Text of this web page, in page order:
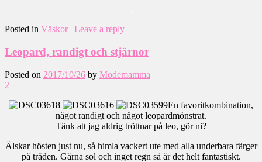
Posted in Väskor | Leave a reply
Leopard, randigt och stjärnor
Posted on 2017/10/26 by Modemamma
2
En favoritkombination,
något randigt och något leopardmönstrat.
Tänk att jag aldrig tröttnar på leo, gör ni?
Älskar hösten just nu, så himla vackert ute med alla underbara färger
på träden. Gärna sol och inget regn så är det helt fantastiskt.